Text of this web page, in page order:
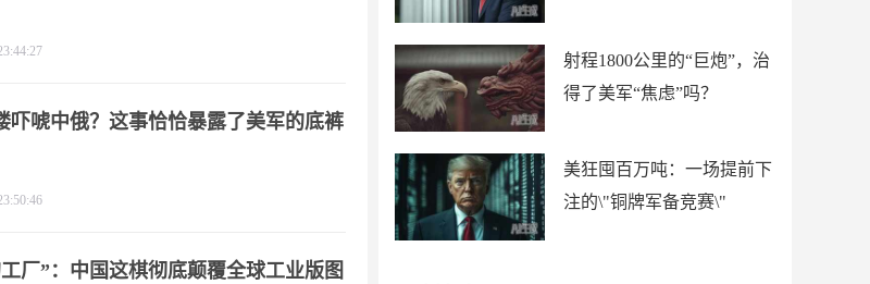
射程1800公里的“巨炮”，治
得了美军“焦虑”吗？
美狂囤百万吨：一场提前下
注的\"铜牌军备竞赛\"
吓唬中俄？这事恰恰暴露了美军的底裤
厂”：中国这棋彻底颠覆全球工业版图